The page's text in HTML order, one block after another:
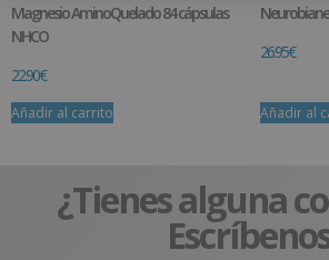
Magnesio AminoQuelado 84 cápsulas
NHCO
22.90€
Añadir al carrito
26.95€
Añadir al
¿Tienes alguna